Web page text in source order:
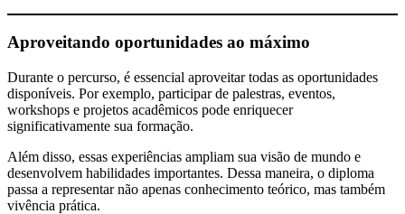
Aproveitando oportunidades ao máximo
Durante o percurso, é essencial aproveitar todas as oportunidades
disponíveis. Por exemplo, participar de palestras, eventos,
workshops e projetos acadêmicos pode enriquecer
significativamente sua formação.
Além disso, essas experiências ampliam sua visão de mundo e
desenvolvem habilidades importantes. Dessa maneira, o diploma
passa a representar não apenas conhecimento teórico, mas também
vivência prática.